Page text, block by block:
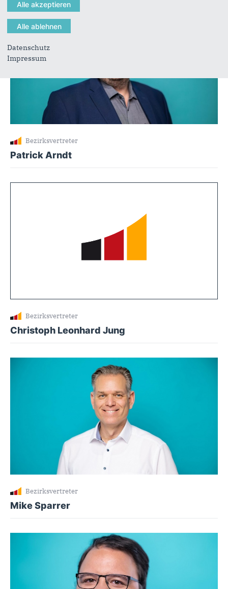
Bezirksvertreter
Patrick Arndt
Bezirksvertreter
Christoph Leonhard Jung
Bezirksvertreter
Mike Sparrer
Datenschutz
Impressum